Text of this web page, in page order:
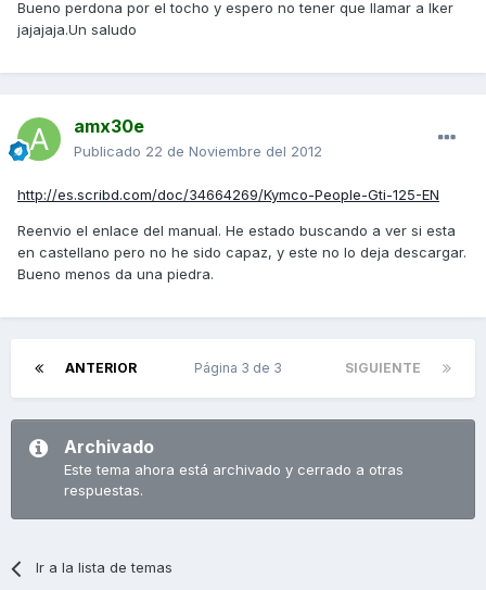
Bueno perdona por el tocho y espero no tener que llamar a Iker
jajajaja.Un saludo
amx30e
Publicado 22 de Noviembre del 2012
http://es.scribd.com/doc/34664269/Kymco-People-Gti-125-EN
Reenvio el enlace del manual. He estado buscando a ver si esta
en castellano pero no he sido capaz, y este no lo deja descargar.
Bueno menos da una piedra.
ANTERIOR SIGUIENTE
Página 3 de 3
Archivado
Este tema ahora está archivado y cerrado a otras
respuestas.
Ir a la lista de temas